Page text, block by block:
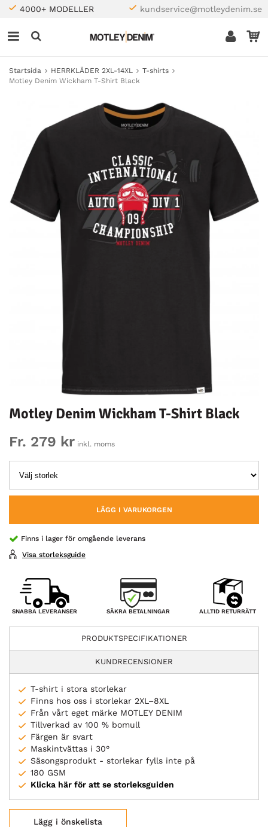
4000+ MODELLER kundservice@motleydenim.se
Startsida HERRKLÄDER 2XL-14XL
T-shirts
Motley Denim Wickham T-Shirt Black
Motley Denim Wickham T-Shirt Black
Fr. 279 kr inkl. moms
LÄGG I VARUKORGEN
Finns i lager för omgående leverans
Visa storleksguide
SNABBA LEVERANSER SÄKRA BETALNINGAR ALLTID RETURRÄTT
PRODUKTSPECIFIKATIONER
KUNDRECENSIONER
T-shirt i stora storlekar
Finns hos oss i storlekar 2XL–8XL
Från vårt eget märke MOTLEY DENIM
Tillverkad av 100 % bomull
Färgen är svart
Maskintvättas i 30°
Säsongsprodukt - storlekar fylls inte på
180 GSM
Klicka här för att se storleksguiden
Lägg i önskelista